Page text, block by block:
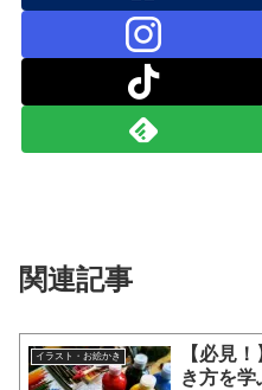
関連記事
イラスト・お絵かき
【必見
き方を